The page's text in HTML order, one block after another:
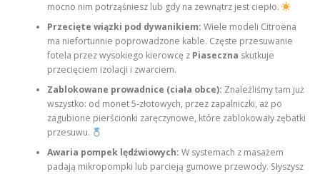
mocno nim potrząśniesz lub gdy na zewnątrz jest ciepło.
Przecięte wiązki pod dywanikiem: Wiele modeli Citroëna
ma niefortunnie poprowadzone kable. Częste przesuwanie
fotela przez wysokiego kierowcę z Piaseczna skutkuje
przecięciem izolacji i zwarciem.
Zablokowane prowadnice (ciała obce): Znaleźliśmy tam już
wszystko: od monet 5-złotowych, przez zapalniczki, aż po
zagubione pierścionki zaręczynowe, które zablokowały zębatki
przesuwu.
Awaria pompek lędźwiowych: W systemach z masażem
padają mikropompki lub parcieją gumowe przewody. Słyszysz